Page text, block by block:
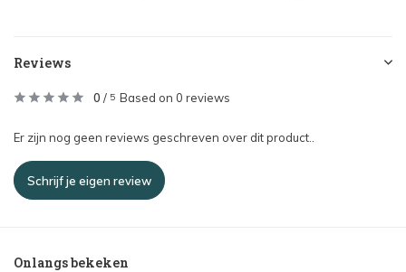
Reviews
0 / 5 Based on 0 reviews
Er zijn nog geen reviews geschreven over dit product..
Schrijf je eigen review
Onlangs bekeken